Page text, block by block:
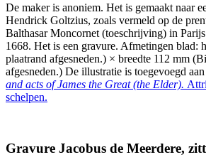
De maker is anoniem. Het is gemaakt naar
Hendrick Goltzius, zoals vermeld op de
Balthasar Moncornet (toeschrijving) in
1668. Het is een gravure. Afmetingen blad:
plaatrand afgesneden.) × breedte 112 mm
afgesneden.) De illustratie is toegevoegd
and acts of James the Great (the Elder).
schelpen.
Gravure Jacobus de Meerdere,